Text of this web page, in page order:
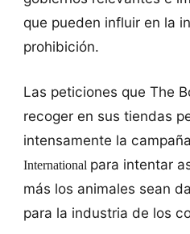
que pueden influir en la
prohibición.
Las peticiones que The
recoger en sus tiendas
intensamente la campaña
International para intentar
más los animales sean
para la industria de los